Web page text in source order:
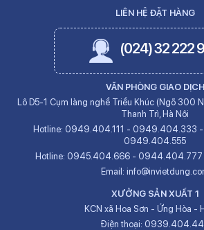
LIÊN HỆ ĐẶT HÀNG
(024) 32 222
VĂN PHÒNG GIAO DỊCH
Lô D5-1 Cụm làng nghề Triều Khúc (Ngõ 300
Thanh Trì, Hà Nội
Hotline: 0949.404.111 - 0949.404.333 -
0949.404.555
Hotline: 0945.404.666- 0944.404.777
Email:
XƯỞNG SẢN XUẤT 1
KCN xã Hoa Sơn - Ứng Hòa -
Điện thoại: